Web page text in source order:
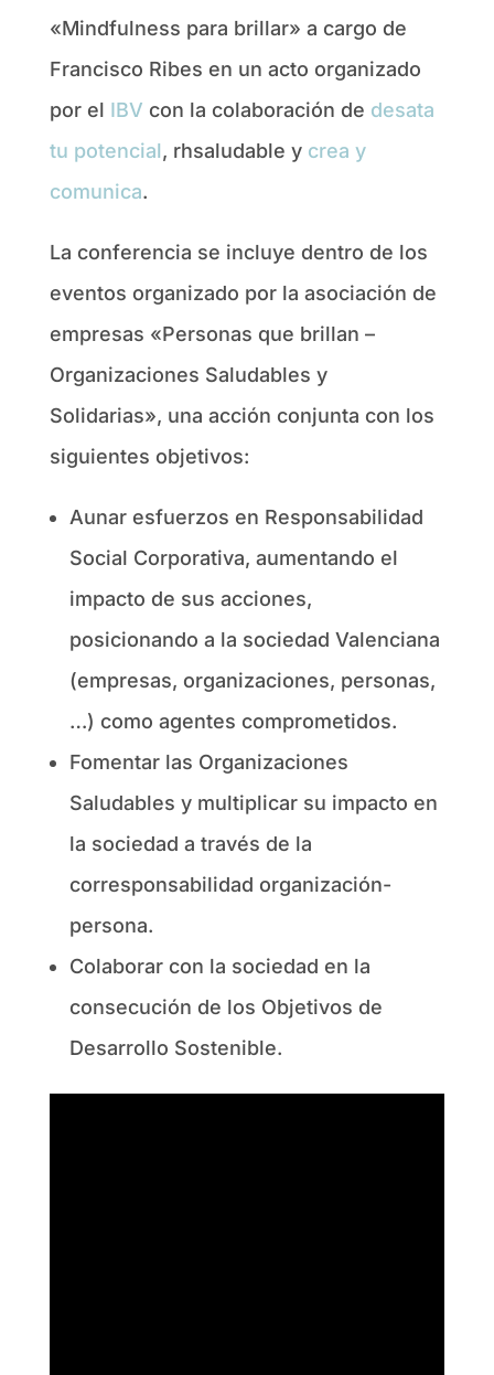
«Mindfulness para brillar» a cargo de
Francisco Ribes en un acto organizado
por el IBV con la colaboración de desata
tu potencial, rhsaludable y crea y
comunica.
La conferencia se incluye dentro de los
eventos organizado por la asociación de
empresas «Personas que brillan –
Organizaciones Saludables y
Solidarias», una acción conjunta con los
siguientes objetivos:
Aunar esfuerzos en Responsabilidad
Social Corporativa, aumentando el
impacto de sus acciones,
posicionando a la sociedad Valenciana
(empresas, organizaciones, personas,
…) como agentes comprometidos.
Fomentar las Organizaciones
Saludables y multiplicar su impacto en
la sociedad a través de la
corresponsabilidad organización-
persona.
Colaborar con la sociedad en la
consecución de los Objetivos de
Desarrollo Sostenible.